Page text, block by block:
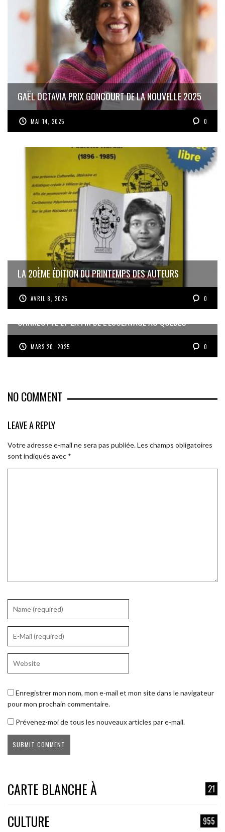
GAËL OCTAVIA PRIX GONCOURT DE LA NOUVELLE 2025
MAI 14, 2025 0
LA 20ÈME ÉDITION DU PRINTEMPS DES AUTEURS
AVRIL 8, 2025 0
CHARLOTTE ET LA FIN DE L’ESCLAVAGE AU QUÉBEC
MARS 20, 2025 0
NO COMMENT
LEAVE A REPLY
Votre adresse e-mail ne sera pas publiée.Les champs obligatoires
sont indiqués avec *
Enregistrer mon nom, mon e-mail et mon site dans le navigateur
pour mon prochain commentaire.
Prévenez-moi de tous les nouveaux articles par e-mail.
CARTE BLANCHE À 21
CULTURE 955